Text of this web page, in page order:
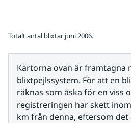
Totalt antal blixtar juni 2006.
Kartorna ovan är framtagna
blixtpejlssystem. För att en
räknas som åska för en viss
registreringen har skett
km från denna, eftersom